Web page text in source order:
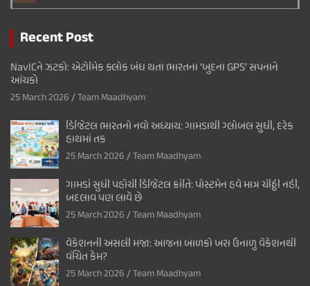
Recent Post
NavICને ઝટકો: એટોમિક ક્લોક બંધ થતા ભારતના ‘ખુદના GPS’ સપનાને
આંચકો
25 March 2026 Team Maadhyam
ડિજિટલ ભારતનો નવો અધ્યાય: ગામડાથી ગ્લોબલ સુધી, દરેક
હાથમાં તક
25 March 2026 Team Maadhyam
ગામડાં સુધી પહોંચી ડિજિટલ ક્રાંતિ: પોસ્ટમેન હવે માત્ર ચીઠ્ઠી નહીં,
બદલાવ પણ લાવે છે
25 March 2026 Team Maadhyam
વેકેશનની અસલી મજા: આજના બાળકો ખરા ઉનાળુ વેકેશનથી
વંચિત કેમ?
25 March 2026 Team Maadhyam